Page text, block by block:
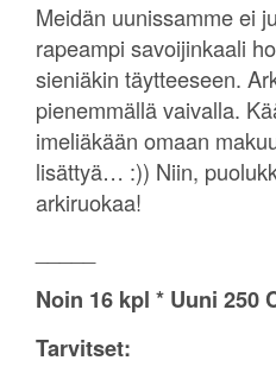
Meidän uunissamme ei
rapeampi savoijinkaali
sieniäkin täytteeseen.
pienemmällä vaivalla.
imeliäkään omaan
lisättyä… :)) Niin,
arkiruokaa!
Noin 16 kpl * Uuni 250
Tarvitset: